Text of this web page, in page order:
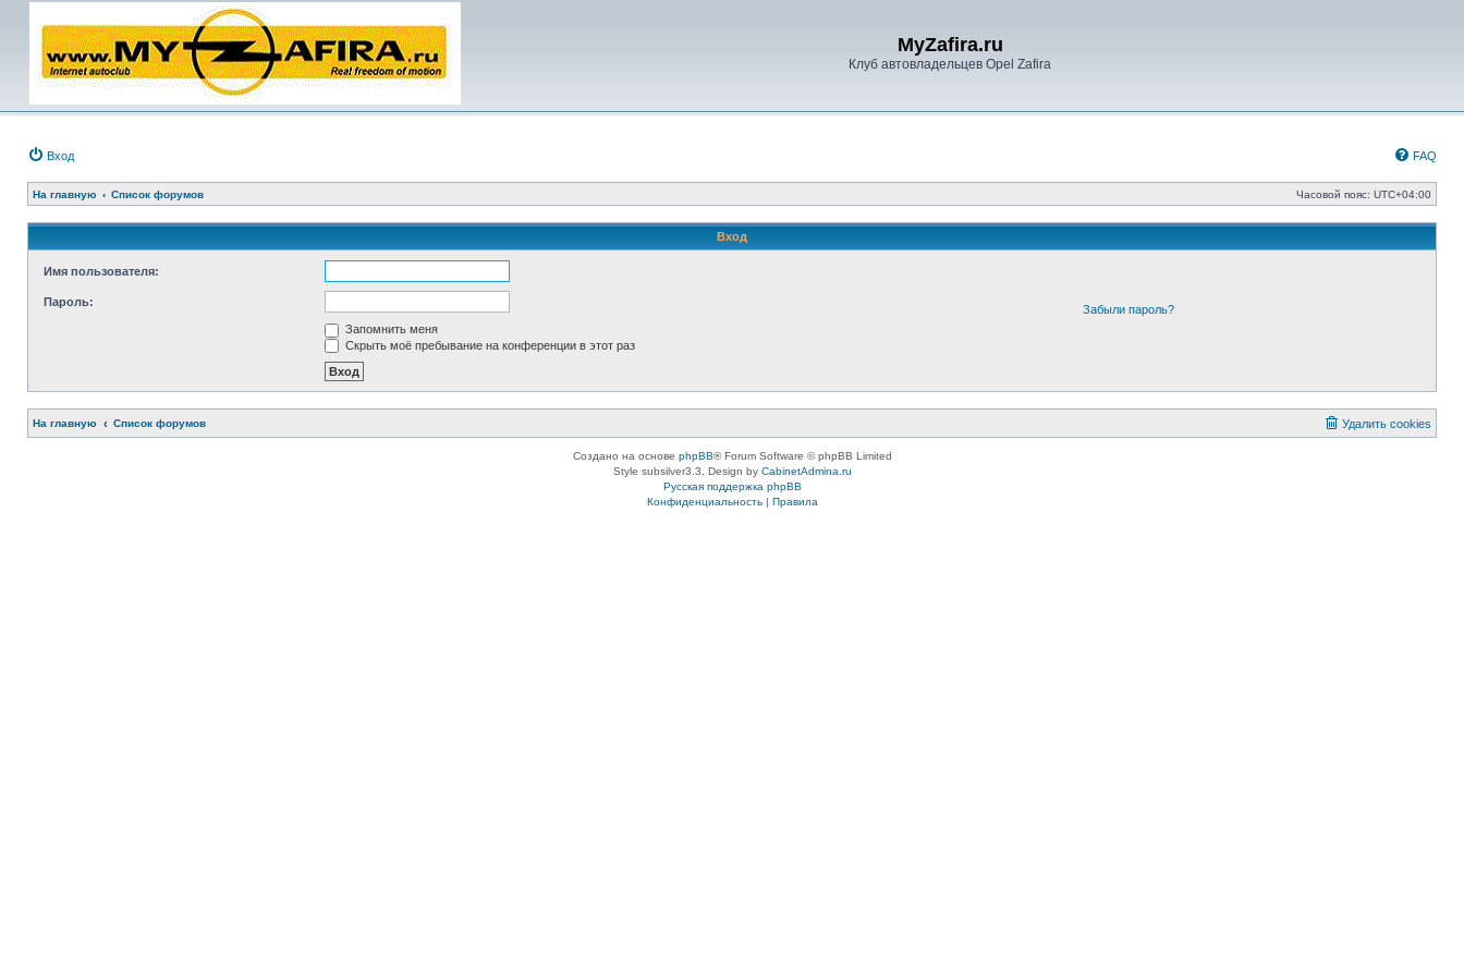
MyZafira.ru
Клуб автовладельцев Opel Zafira
Вход FAQ
На главную Список форумов Часовой пояс: UTC+04:00
Вход
Имя пользователя:
Пароль:
Забыли пароль?
Запомнить меня
Скрыть моё пребывание на конференции в этот раз
На главную Список форумов Удалить cookies
Создано на основе phpBB® Forum Software © phpBB Limited
Style subsilver3.3. Design by CabinetAdmina.ru
Русская поддержка phpBB
Конфиденциальность| Правила